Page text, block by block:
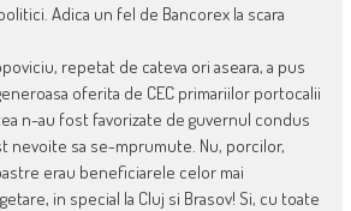
Adica un fel de Bancorex la scara
repetat de cateva ori aseara, a pus
oferita de CEC primariilor portocalii
n-au fost favorizate de guvernul condus
nevoite sa se-mprumute. Nu, porcilor,
erau beneficiarele celor mai
in special la Cluj si Brasov! Si, cu toate